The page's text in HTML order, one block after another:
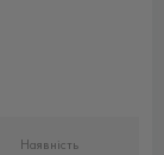
Наявність